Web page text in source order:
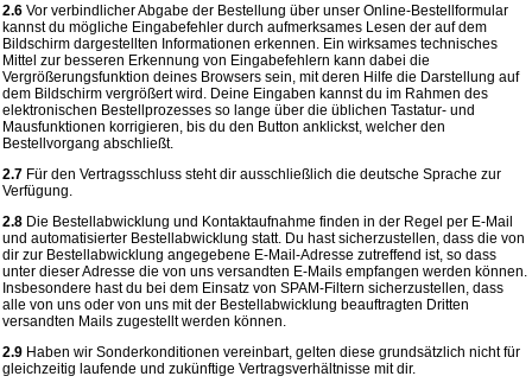
2.6 Vor verbindlicher Abgabe der Bestellung über unser Online-Bestellformular
kannst du mögliche Eingabefehler durch aufmerksames Lesen der auf dem
Bildschirm dargestellten Informationen erkennen. Ein wirksames technisches
Mittel zur besseren Erkennung von Eingabefehlern kann dabei die
Vergrößerungsfunktion deines Browsers sein, mit deren Hilfe die Darstellung auf
dem Bildschirm vergrößert wird. Deine Eingaben kannst du im Rahmen des
elektronischen Bestellprozesses so lange über die üblichen Tastatur- und
Mausfunktionen korrigieren, bis du den Button anklickst, welcher den
Bestellvorgang abschließt.
2.7 Für den Vertragsschluss steht dir ausschließlich die deutsche Sprache zur
Verfügung.
2.8 Die Bestellabwicklung und Kontaktaufnahme finden in der Regel per E-Mail
und automatisierter Bestellabwicklung statt. Du hast sicherzustellen, dass die von
dir zur Bestellabwicklung angegebene E-Mail-Adresse zutreffend ist, so dass
unter dieser Adresse die von uns versandten E-Mails empfangen werden können.
Insbesondere hast du bei dem Einsatz von SPAM-Filtern sicherzustellen, dass
alle von uns oder von uns mit der Bestellabwicklung beauftragten Dritten
versandten Mails zugestellt werden können.
2.9 Haben wir Sonderkonditionen vereinbart, gelten diese grundsätzlich nicht für
gleichzeitig laufende und zukünftige Vertragsverhältnisse mit dir.